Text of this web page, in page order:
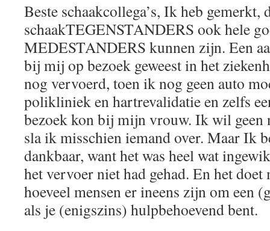
Beste schaakcollega’s, Ik heb gemerkt,
schaakTEGENSTANDERS ook hele
MEDESTANDERS kunnen zijn. Een
bij mij op bezoek geweest in het
nog vervoerd, toen ik nog geen auto
polikliniek en hartrevalidatie en zelfs
bezoek kon bij mijn vrouw. Ik wil geen
sla ik misschien iemand over. Maar Ik
dankbaar, want het was heel wat
het vervoer niet had gehad. En het
hoeveel mensen er ineens zijn om een
als je (enigszins) hulpbehoevend bent.